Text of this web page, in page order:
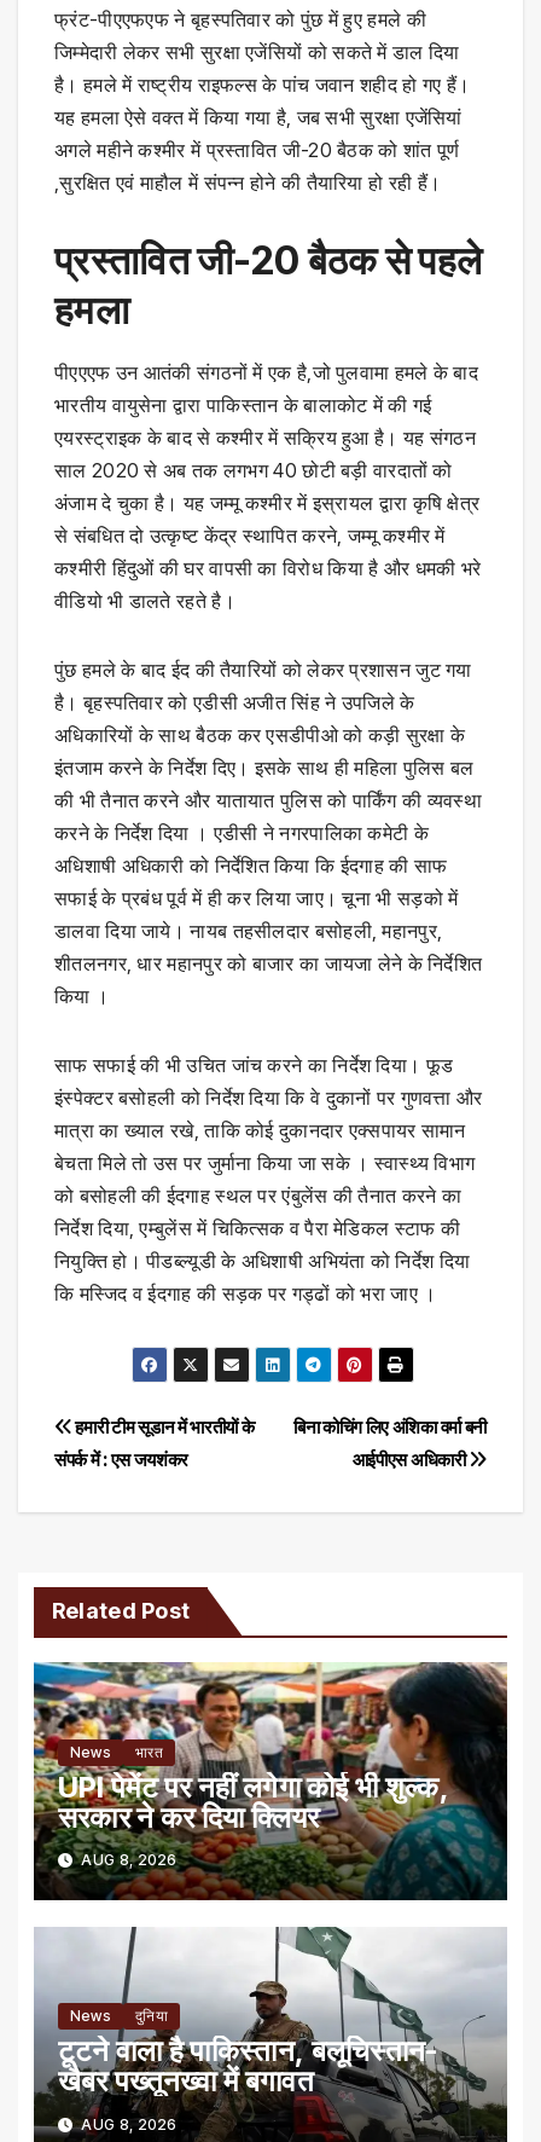
फ्रंट-पीएएफएफ ने बृहस्पतिवार को पुंछ में हुए हमले की
जिम्मेदारी लेकर सभी सुरक्षा एजेंसियों को सकते में डाल दिया
है। हमले में राष्ट्रीय राइफल्स के पांच जवान शहीद हो गए हैं।
यह हमला ऐसे वक्त में किया गया है, जब सभी सुरक्षा एजेंसियां
अगले महीने कश्मीर में प्रस्तावित जी-20 बैठक को शांत पूर्ण
,सुरक्षित एवं माहौल में संपन्न होने की तैयारिया हो रही हैं।
प्रस्तावित जी-20 बैठक से पहले
हमला
पीएएएफ उन आतंकी संगठनों में एक है,जो पुलवामा हमले के बाद
भारतीय वायुसेना द्वारा पाकिस्तान के बालाकोट में की गई
एयरस्ट्राइक के बाद से कश्मीर में सक्रिय हुआ है। यह संगठन
साल 2020 से अब तक लगभग 40 छोटी बड़ी वारदातों को
अंजाम दे चुका है। यह जम्मू कश्मीर में इस्रायल द्वारा कृषि क्षेत्र
से संबधित दो उत्कृष्ट केंद्र स्थापित करने, जम्मू कश्मीर में
कश्मीरी हिंदुओं की घर वापसी का विरोध किया है और धमकी भरे
वीडियो भी डालते रहते है।
पुंछ हमले के बाद ईद की तैयारियों को लेकर प्रशासन जुट गया
है। बृहस्पतिवार को एडीसी अजीत सिंह ने उपजिले के
अधिकारियों के साथ बैठक कर एसडीपीओ को कड़ी सुरक्षा के
इंतजाम करने के निर्देश दिए। इसके साथ ही महिला पुलिस बल
की भी तैनात करने और यातायात पुलिस को पार्किंग की व्यवस्था
करने के निर्देश दिया । एडीसी ने नगरपालिका कमेटी के
अधिशाषी अधिकारी को निर्देशित किया कि ईदगाह की साफ
सफाई के प्रबंध पूर्व में ही कर लिया जाए। चूना भी सड़को में
डालवा दिया जाये। नायब तहसीलदार बसोहली, महानपुर,
शीतलनगर, धार महानपुर को बाजार का जायजा लेने के निर्देशित
किया ।
साफ सफाई की भी उचित जांच करने का निर्देश दिया। फूड
इंस्पेक्टर बसोहली को निर्देश दिया कि वे दुकानों पर गुणवत्ता और
मात्रा का ख्याल रखे, ताकि कोई दुकानदार एक्सपायर सामान
बेचता मिले तो उस पर जुर्माना किया जा सके । स्वास्थ्य विभाग
को बसोहली की ईदगाह स्थल पर एंबुलेंस की तैनात करने का
निर्देश दिया, एम्बुलेंस में चिकित्सक व पैरा मेडिकल स्टाफ की
नियुक्ति हो। पीडब्ल्यूडी के अधिशाषी अभियंता को निर्देश दिया
कि मस्जिद व ईदगाह की सड़क पर गड्ढों को भरा जाए ।
Post
navigation
बिना कोचिंग लिए अंशिका वर्मा बनी
आईपीएस अधिकारी
हमारी टीम सूडान में भारतीयों के
संपर्क में : एस जयशंकर
Related Post
News भारत
UPI पेमेंट पर नहीं लगेगा कोई भी शुल्क,
सरकार ने कर दिया क्लियर
AUG 8, 2026
News दुनिया
टूटने वाला है पाकिस्तान, बलूचिस्तान-
खैबर पख्तूनख्वा में बगावत
AUG 8, 2026